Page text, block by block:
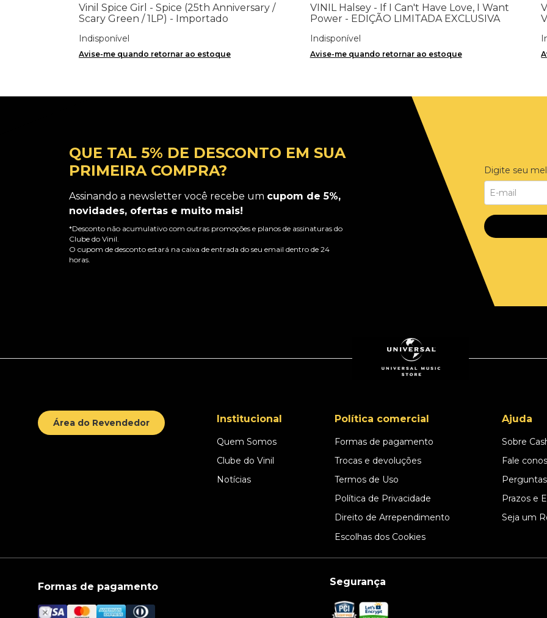
Vinil Spice Girl - Spice (25th Anniversary /
Scary Green / 1LP) - Importado
Indisponível
Avise-me quando retornar ao estoque
VINIL Halsey - If I Can't Have Love, I Want
Power - EDIÇÃO LIMITADA EXCLUSIVA
Indisponível
Avise-me quando retornar ao estoque
QUE TAL 5% DE DESCONTO EM SUA
PRIMEIRA COMPRA?
Assinando a newsletter você recebe um cupom de 5%,
novidades, ofertas e muito mais!
*Desconto não acumulativo com outras promoções e planos de assinaturas do
Clube do Vinil.
O cupom de desconto estará na caixa de entrada do seu email dentro de 24
horas.
Digite seu
Área do Revendedor Institucional
Quem Somos
Clube do Vinil
Notícias
Política comercial
Formas de pagamento
Trocas e devoluções
Termos de Uso
Política de Privacidade
Direito de Arrependimento
Escolhas dos Cookies
Ajuda
Sobre
Fale
Prazos e
Seja um
Formas de pagamento Segurança